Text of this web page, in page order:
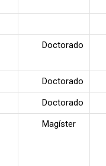
Doctorado
Doctorado
Doctorado
Magíster